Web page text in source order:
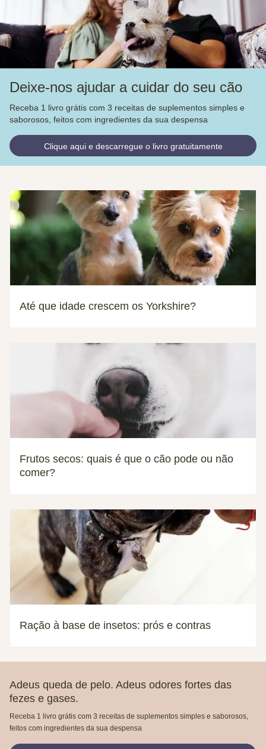
Deixe-nos ajudar a cuidar do seu cão
Receba 1 livro grátis com 3 receitas de suplementos simples e
saborosos, feitos com ingredientes da sua despensa
Clique aqui e descarregue o livro gratuitamente
Até que idade crescem os Yorkshire?
Frutos secos: quais é que o cão pode ou não
comer?
Ração à base de insetos: prós e contras
Adeus queda de pelo. Adeus odores fortes das
fezes e gases.
Receba 1 livro grátis com 3 receitas de suplementos simples e saborosos,
feitos com ingredientes da sua despensa